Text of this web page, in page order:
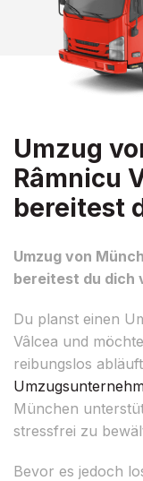
Umzug
Râmnicu
bereitest
Umzug von
bereitest du dich
Du planst einen
Vâlcea und
reibungslos
München
stressfrei zu
Bevor es jedoch